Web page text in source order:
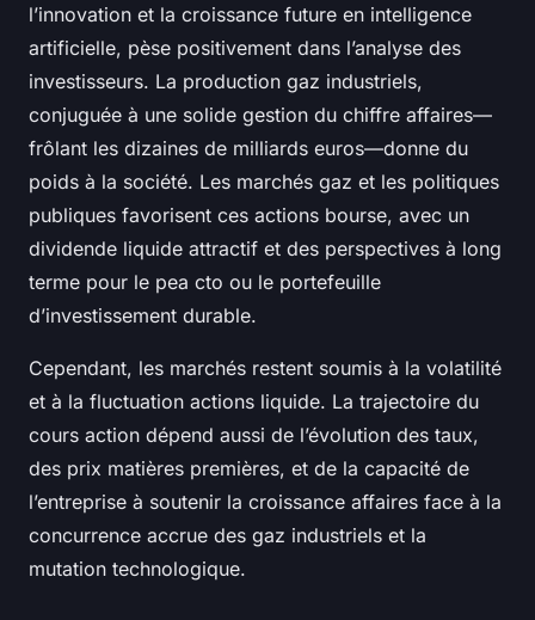
l’innovation et la croissance future en intelligence
artificielle, pèse positivement dans l’analyse des
investisseurs. La production gaz industriels,
conjuguée à une solide gestion du chiffre affaires—
frôlant les dizaines de milliards euros—donne du
poids à la société. Les marchés gaz et les politiques
publiques favorisent ces actions bourse, avec un
dividende liquide attractif et des perspectives à long
terme pour le pea cto ou le portefeuille
d’investissement durable.
Cependant, les marchés restent soumis à la volatilité
et à la fluctuation actions liquide. La trajectoire du
cours action dépend aussi de l’évolution des taux,
des prix matières premières, et de la capacité de
l’entreprise à soutenir la croissance affaires face à la
concurrence accrue des gaz industriels et la
mutation technologique.